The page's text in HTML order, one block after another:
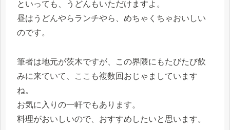
といっても、うどんもいただけますよ。
昼はうどんやらランチやら、めちゃくちゃおいしい
のです。
筆者は地元が茨木ですが、この界隈にもたびたび飲
みに来ていて、ここも複数回おじゃましています
ね。
お気に入りの一軒でもあります。
料理がおいしいので、おすすめしたいと思います。